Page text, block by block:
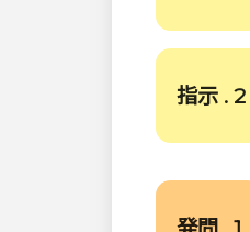
指示 . 2